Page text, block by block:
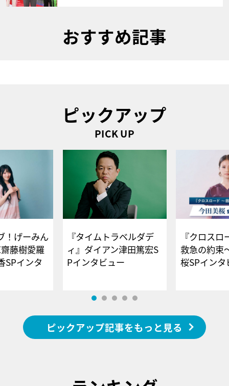
おすすめ記事
ピックアップ
PICK UP
！げーみん
藤樹愛羅
SPインタ
『タイムトラベルダデ
ィ』ダイアン津田篤宏S
Pインタビュー
『クロス
救急の約束
桜SPイ
ピックアップ記事をもっと見る